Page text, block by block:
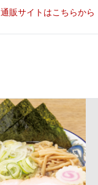
通販サイトはこちらから